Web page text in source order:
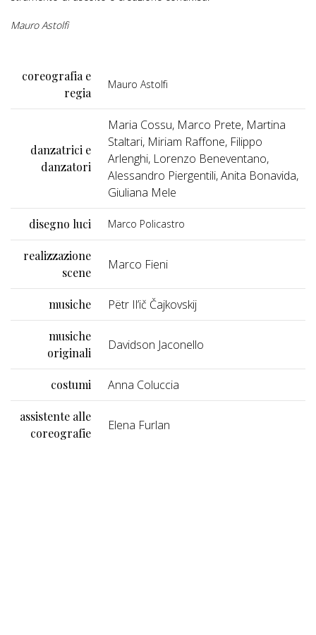
Mauro Astolfi
coreografia e
regia
Mauro Astolfi
danzatrici e
danzatori
Maria Cossu, Marco Prete, Martina
Staltari, Miriam Raffone, Filippo
Arlenghi, Lorenzo Beneventano,
Alessandro Piergentili, Anita Bonavida,
Giuliana Mele
disegno luci Marco Policastro
realizzazione
scene
Marco Fieni
musiche Pëtr Il’ič Čajkovskij
musiche
originali
Davidson Jaconello
costumi Anna Coluccia
assistente alle
coreografie
Elena Furlan